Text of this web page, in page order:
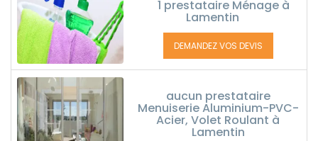
1 prestataire Ménage à
Lamentin
DEMANDEZ VOS DEVIS
aucun prestataire
Menuiserie Aluminium-PVC-
Acier, Volet Roulant à
Lamentin